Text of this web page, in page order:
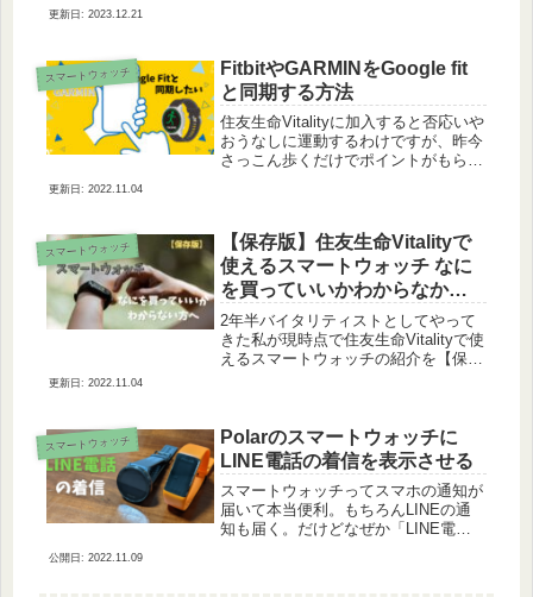
A370。くろぶち同じ時計です...
2023.12.21
スマートウォッチ
FitbitやGARMINをGoogle fit
と同期する方法
住友生命Vitalityに加入すると否応いや
おうなしに運動するわけですが、昨今
さっこん歩くだけでポイントがもらえ
トールする。そしてその計測...
2022.11.04
スマートウォッチ
【保存版】住友生命Vitalityで
使えるスマートウォッチ なに
を買っていいかわからなかっ
たら読んで
2年半バイタリティストとしてやって
きた私が現時点で住友生命Vitalityで使
えるスマートウォッチの紹介を【保存
ではVit...
2022.11.04
スマートウォッチ
Polarのスマートウォッチに
LINE電話の着信を表示させる
スマートウォッチってスマホの通知が
届いて本当便利。もちろんLINEの通
知も届く。だけどなぜか「LINE電
2022.11.09